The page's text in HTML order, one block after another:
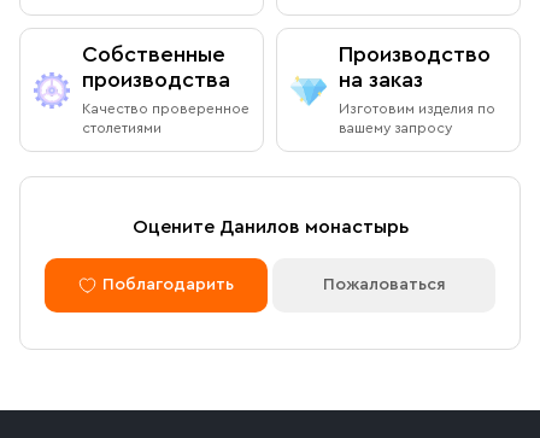
Собственные
производства
Качество проверенное
столетиями
Производство
на заказ
Изготовим изделия по
вашему запросу
Оцените Данилов монастырь
Поблагодарить Пожаловаться